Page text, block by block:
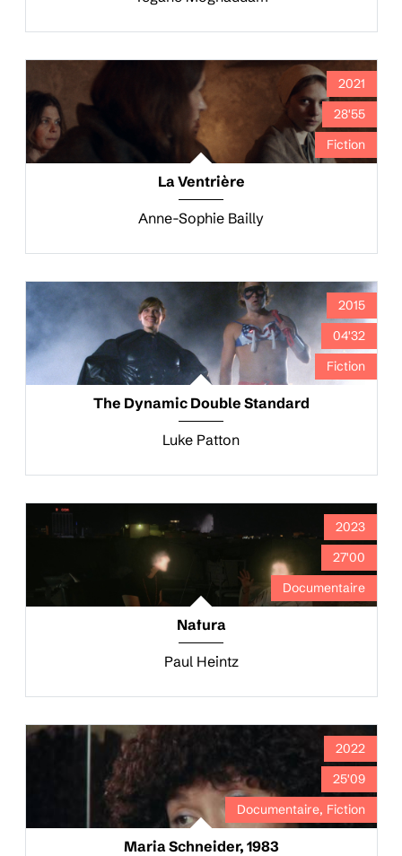
2021
28'55
Fiction
La Ventrière
Anne-Sophie Bailly
2015
04'32
Fiction
The Dynamic Double Standard
Luke Patton
2023
27'00
Documentaire
Nafura
Paul Heintz
2022
25'09
Documentaire, Fiction
Maria Schneider, 1983